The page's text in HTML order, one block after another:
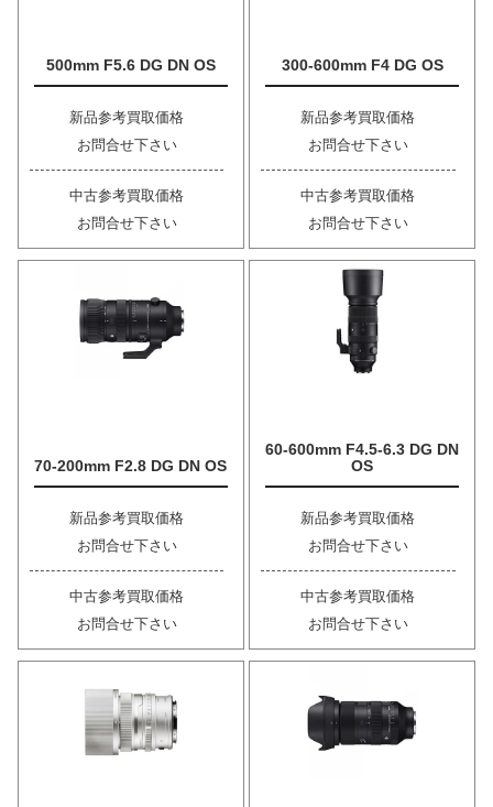
500mm F5.6 DG DN OS
新品参考買取価格
お問合せ下さい
中古参考買取価格
お問合せ下さい
300-600mm F4 DG OS
新品参考買取価格
お問合せ下さい
中古参考買取価格
お問合せ下さい
70-200mm F2.8 DG DN OS
新品参考買取価格
お問合せ下さい
中古参考買取価格
お問合せ下さい
60-600mm F4.5-6.3 DG DN
OS
新品参考買取価格
お問合せ下さい
中古参考買取価格
お問合せ下さい